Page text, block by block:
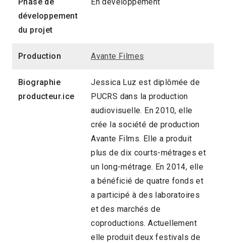
développement
du projet
Production Avante Filmes
Biographie
producteur.ice
Jessica Luz est diplômée de
PUCRS dans la production
audiovisuelle. En 2010, elle
crée la société de production
Avante Films. Elle a produit
plus de dix courts-métrages et
un long-métrage. En 2014, elle
a bénéficié de quatre fonds et
a participé à des laboratoires
et des marchés de
coproductions. Actuellement
elle produit deux festivals de